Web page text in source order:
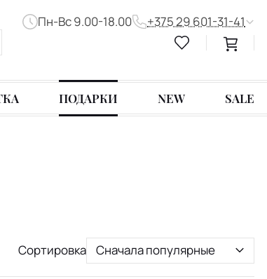
Пн-Вс 9.00-18.00 +375 29 601-31-41
ПОДАРКИ NEW SALE
Сортировка Сначала популярные